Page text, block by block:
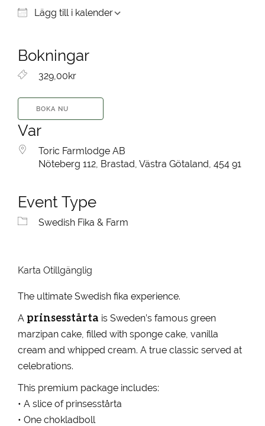
Lägg till i kalender
Bokningar
329,00kr
BOKA NU
Var
Toric Farmlodge AB
Nöteberg 112, Brastad, Västra Götaland, 454 91
Event Type
Swedish Fika & Farm
Karta Otillgänglig
The ultimate Swedish fika experience.
A prinsesstårta is Sweden’s famous green
marzipan cake, filled with sponge cake, vanilla
cream and whipped cream. A true classic served at
celebrations.
This premium package includes:
• A slice of prinsesstårta
• One chokladboll